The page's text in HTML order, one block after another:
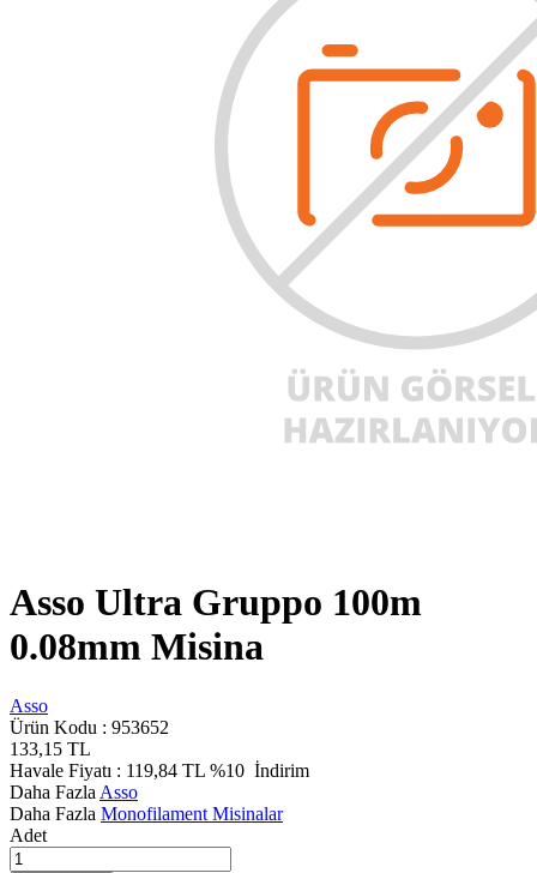
Asso Ultra Gruppo 100m
0.08mm Misina
Asso
Ürün Kodu : 953652
133,15 TL
Havale Fiyatı : 119,84 TL %10 İndirim
Daha Fazla Asso
Daha Fazla Monofilament Misinalar
Adet